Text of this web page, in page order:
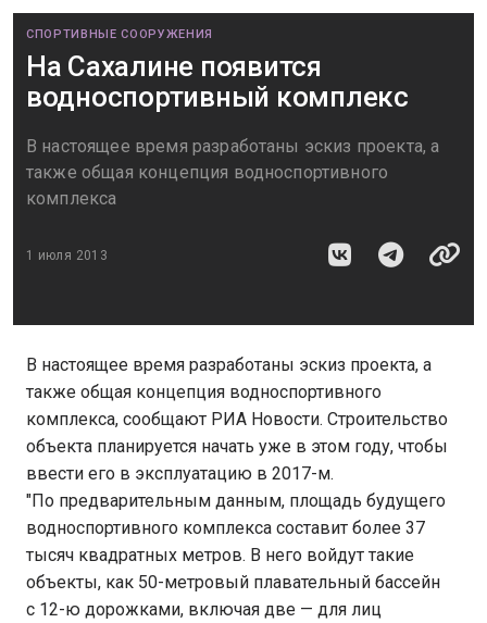
СПОРТИВНЫЕ СООРУЖЕНИЯ
На Сахалине появится
водноспортивный комплекс
В настоящее время разработаны эскиз проекта, а
также общая концепция водноспортивного
комплекса
1 июля 2013
В настоящее время разработаны эскиз проекта, а
также общая концепция водноспортивного
комплекса, сообщают РИА Новости. Строительство
объекта планируется начать уже в этом году, чтобы
ввести его в эксплуатацию в 2017-м.
"По предварительным данным, площадь будущего
водноспортивного комплекса составит более 37
тысяч квадратных метров. В него войдут такие
объекты, как 50-метровый плавательный бассейн
с 12-ю дорожками, включая две — для лиц